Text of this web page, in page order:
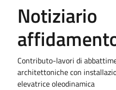
Notiziario
Contributo-lavori di
architettoniche con
elevatrice oleodinamica